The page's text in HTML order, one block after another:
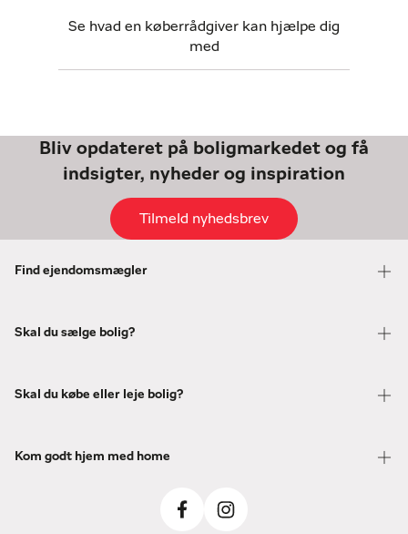
Se hvad en køberrådgiver kan hjælpe dig
med
Bliv opdateret på boligmarkedet og få
indsigter, nyheder og inspiration
Tilmeld nyhedsbrev
Find ejendomsmægler
Skal du sælge bolig?
Skal du købe eller leje bolig?
Kom godt hjem med home